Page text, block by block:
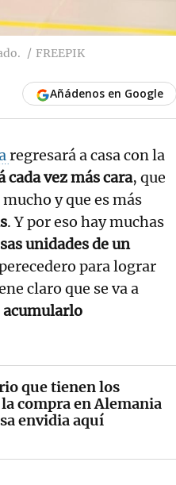
FREEPIK
Añádenos en Google
regresará a casa con la
cada vez más cara, que
y que es más
. Y por eso hay muchas
unidades de un
para lograr
claro que se va a
acumularlo
que tienen los
compra en Alemania
envidia aquí